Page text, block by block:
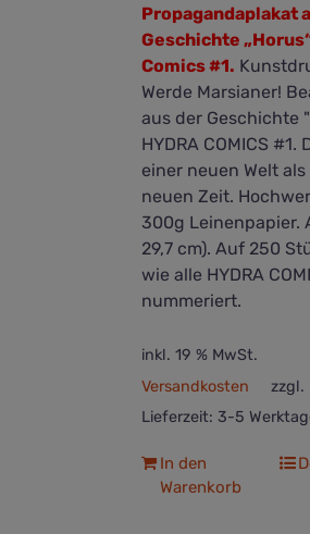
Propagandaplakat
Geschichte
Comics #1.
Werde Marsianer!
aus der Geschichte
HYDRA COMICS
einer neuen Welt
neuen Zeit.
300g Leinenpapier.
29,7 cm). Auf 250
wie alle HYDRA
nummeriert.
inkl. 19 % MwSt.
zzgl.
Versandkosten
Lieferzeit: 3-5
In den
Warenkorb